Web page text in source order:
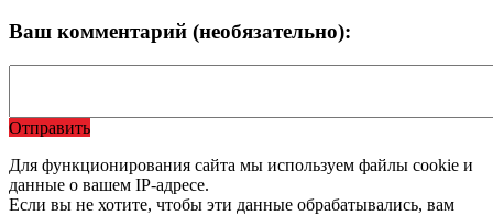
Ваш комментарий (необязательно):
Отправить
Для функционирования сайта мы используем файлы cookie и
данные о вашем IP-адресе.
Если вы не хотите, чтобы эти данные обрабатывались, вам